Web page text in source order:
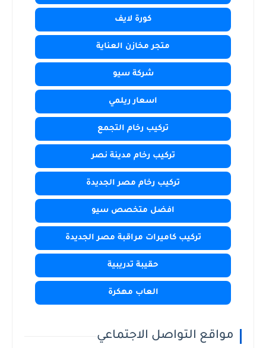
كورة لايف
متجر مخازن العناية
شركة سيو
اسعار ريلمي
تركيب رخام التجمع
تركيب رخام مدينة نصر
تركيب رخام مصر الجديدة
افضل متخصص سيو
تركيب كاميرات مراقبة مصر الجديدة
حقيبة تدريبية
العاب مهكرة
مواقع التواصل الاجتماعي